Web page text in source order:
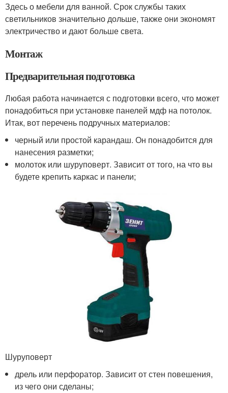
Здесь о мебели для ванной. Срок службы таких
светильников значительно дольше, также они экономят
электричество и дают больше света.
Монтаж
Предварительная подготовка
Любая работа начинается с подготовки всего, что может
понадобиться при установке панелей мдф на потолок.
Итак, вот перечень подручных материалов:
черный или простой карандаш. Он понадобится для
нанесения разметки;
молоток или шуруповерт. Зависит от того, на что вы
будете крепить каркас и панели;
Шуруповерт
дрель или перфоратор. Зависит от стен повешения,
из чего они сделаны;